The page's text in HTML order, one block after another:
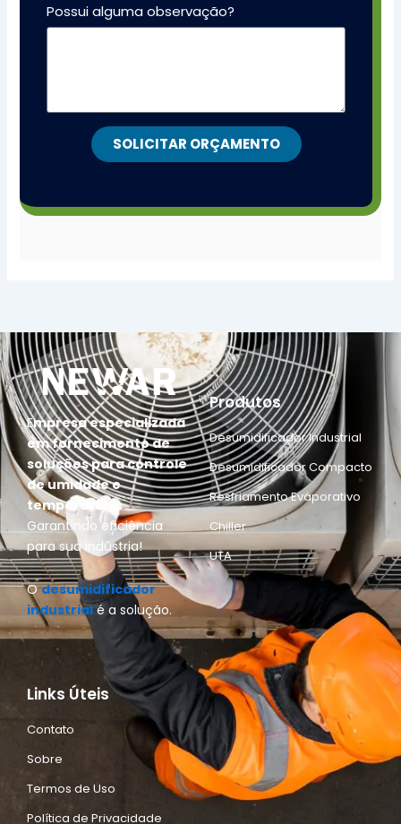
Possui alguma observação?
SOLICITAR ORÇAMENTO
Empresa especializada
em fornecimento de
soluções para controle
de umidade e
temperatura.
Garantindo eficiência
para sua indústria!
Odesumidificador
industrialé a solução.
Produtos
Desumidificador Industrial
Desumidificador Compacto
Resfriamento Evaporativo
Chiller
UTA
Links Úteis
Contato
Sobre
Termos de Uso
Política de Privacidade